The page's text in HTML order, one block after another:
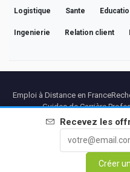
Logistique Sante
Ingenierie Relation client
Recevez les
Créer
Emploi à Distance en France
Guides de Carrière
Mentions légales
Annuler
© 2026 BEBEE